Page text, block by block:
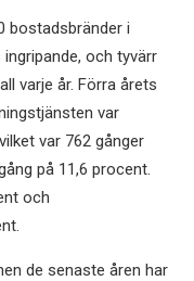
bostadsbränder i
och tyvärr
varje år. Förra årets
var
var 762 gånger
på 11,6 procent.
och
de senaste åren har